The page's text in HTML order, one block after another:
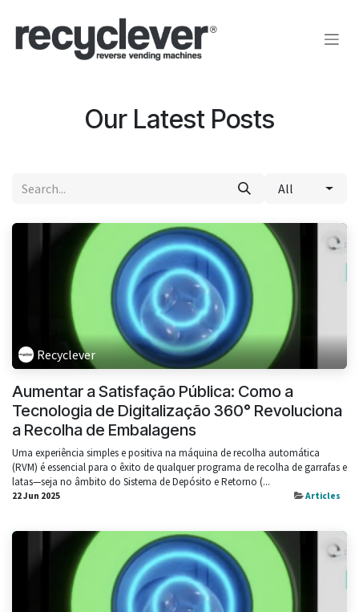
Our Latest Posts
All
Recyclever
Aumentar a Satisfação Pública: Como a
Tecnologia de Digitalização 360° Revoluciona
a Recolha de Embalagens
Uma experiência simples e positiva na máquina de recolha automática
(RVM) é essencial para o êxito de qualquer programa de recolha de garrafas e
latas—seja no âmbito do Sistema de Depósito e Retorno (...
22 Jun 2025 Articles